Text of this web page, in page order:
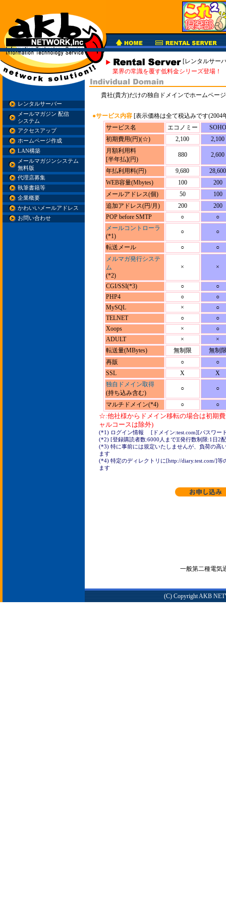
レンタルサーバー
メールマガジン 配信
システム
アクセスアップ
ホームページ作成
LAN構築
メールマガジンシステム
無料版
代理店募集
執筆書籍等
企業概要
かわいいメールアドレス
お問い合わせ
[レンタルサー
業界の常識を覆す低料金シリーズ登場！
貴社(貴方)だけの独自ドメインでホームペー
●サービス内容 [表示価格は全て税込みです(2004
サービス名
エコノミー
SOHO
初期費用(円)(☆)
2,100
2,100
月額利用料
[半年払](円)
880 2,600
年払利用料(円) 9,680
28,600
WEB容量(Mbytes)
100
200
メールアドレス(個)
50
100
追加アドレス(円/月)
200
200
POP before SMTP
○
○
メールコントローラ
(*1)
○ ○
転送メール ○
○
メルマガ発行システ
ム
(*2)
× ×
CGI/SSI(*3) ○
○
PHP4
○
○
MySQL
×
○
TELNET
○
○
Xoops
×
○
ADULT
×
×
転送量(MBytes)
無制限
無制
再販
○
○
SSL
X
X
独自ドメイン取得
(持ち込み含む)
○ ○
マルチドメイン(*4) ○
○
☆:他社様からドメイン移転の場合は初期
ャルコースは除外)
(*1) ログイン情報 [ドメイン:test.com][パスワー
(*2) [登録購読者数:6000人まで][発行数制限:1日2
(*3) 特に事前には規定いたしませんが、負荷の高
ます
(*4) 特定のディレクトリに[http://diary.test.com/]等
ます
一般第二種電気
(C) Copyright AKB